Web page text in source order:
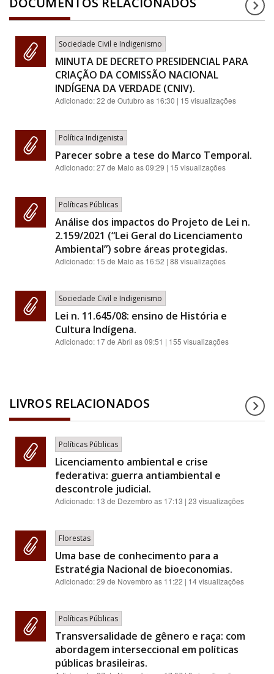
Sociedade Civil e Indigenismo
MINUTA DE DECRETO PRESIDENCIAL PARA
CRIAÇÃO DA COMISSÃO NACIONAL
INDÍGENA DA VERDADE (CNIV).
Adicionado:22 de Outubro as 16:30 | 15 visualizações
Política Indigenista
Parecer sobre a tese do Marco Temporal.
Adicionado:27 de Maio as 09:29 | 15 visualizações
Políticas Públicas
Análise dos impactos do Projeto de Lei n.
2.159/2021 (“Lei Geral do Licenciamento
Ambiental”) sobre áreas protegidas.
Adicionado: 15 de Maio as 16:52 | 88 visualizações
Sociedade Civil e Indigenismo
Lei n. 11.645/08: ensino de História e
Cultura Indígena.
Adicionado: 17 de Abril as 09:51 | 155 visualizações
LIVROS RELACIONADOS
Políticas Públicas
Licenciamento ambiental e crise
federativa: guerra antiambiental e
descontrole judicial.
Adicionado: 13 de Dezembro as 17:13 | 23 visualizações
Florestas
Uma base de conhecimento para a
Estratégia Nacional de bioeconomias.
Adicionado:29 de Novembro as 11:22 | 14 visualizações
Políticas Públicas
Transversalidade de gênero e raça: com
abordagem interseccional em políticas
públicas brasileiras.